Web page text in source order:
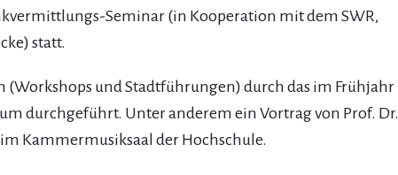
Seminar (in Kooperation mit dem SWR,
statt.
und Stadtführungen) durch das im Frühjahr
durchgeführt. Unter anderem ein Vortrag von Prof. Dr.
Kammermusiksaal der Hochschule.